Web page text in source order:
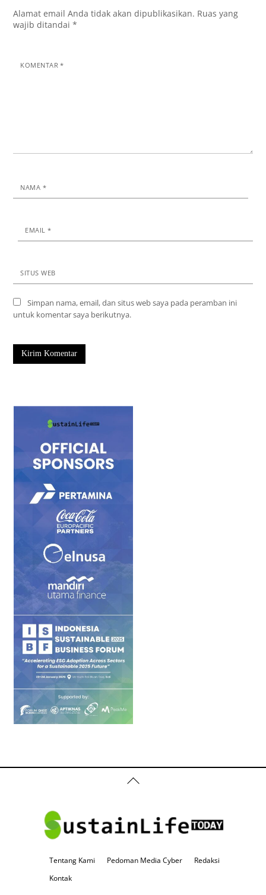
Alamat email Anda tidak akan dipublikasikan. Ruas yang
wajib ditandai*
KOMENTAR*
NAMA *
EMAIL*
SITUS WEB
Simpan nama, email, dan situs web saya pada peramban ini
untuk komentar saya berikutnya.
Back
To
Tentang Kami Pedoman Media Cyber
Redaksi
Kontak